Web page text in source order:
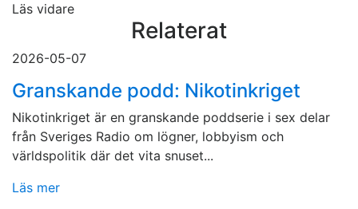
Läs vidare
Relaterat
2026-05-07
Granskande podd: Nikotinkriget
Nikotinkriget är en granskande poddserie i sex delar
från Sveriges Radio om lögner, lobbyism och
världspolitik där det vita snuset...
Läs mer